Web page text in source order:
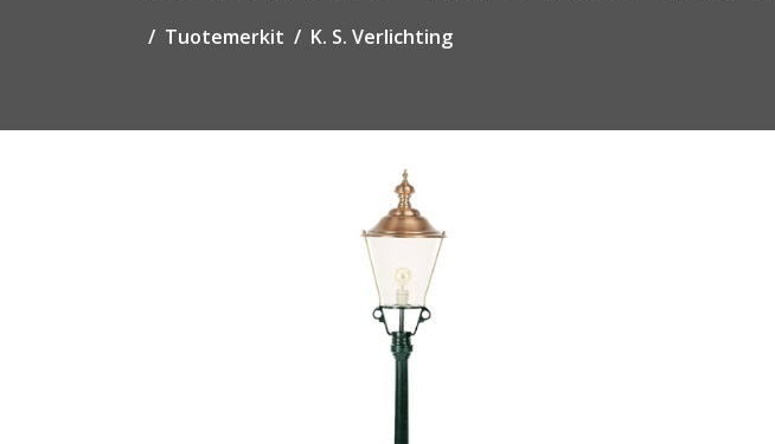
Tuotemerkit K. S. Verlichting